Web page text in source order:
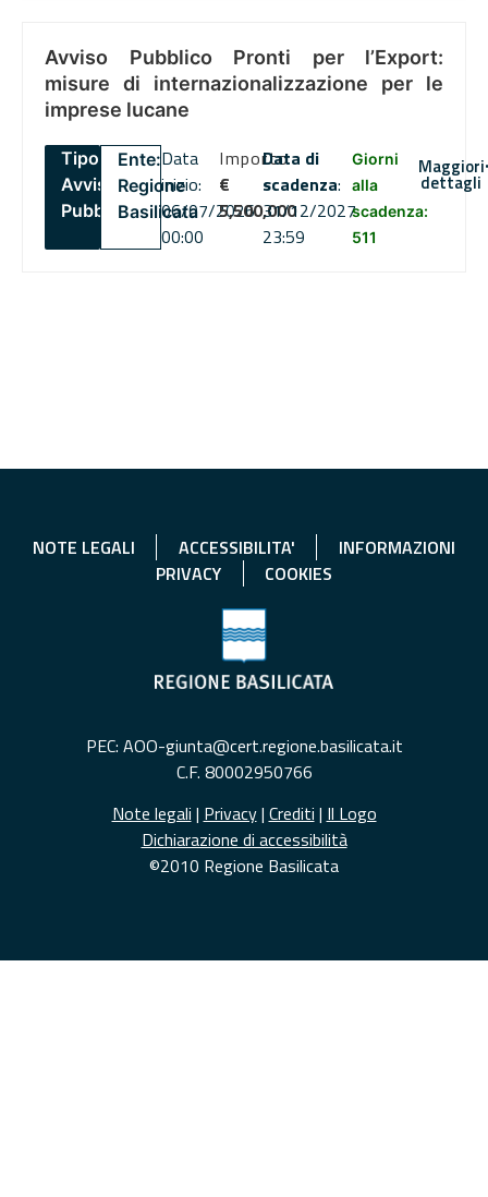
Avviso Pubblico Pronti per l’Export:
misure di internazionalizzazione per le
imprese lucane
Tipo:
Avviso
Pubblico
Ente:
Regione
Basilicata
Data
inizio:
06/07/2026
00:00
Importo
€
5,500,000
Data di
scadenza:
31/12/2027
23:59
Giorni
alla
scadenza:
511
Maggiori
dettagli
NOTE LEGALI ACCESSIBILITA'
INFORMAZIONI
PRIVACY
COOKIES
PEC: AOO-giunta@cert.regione.basilicata.it
C.F. 80002950766
Note legali | Privacy| Crediti | Il Logo
Dichiarazione di accessibilità
©2010 Regione Basilicata